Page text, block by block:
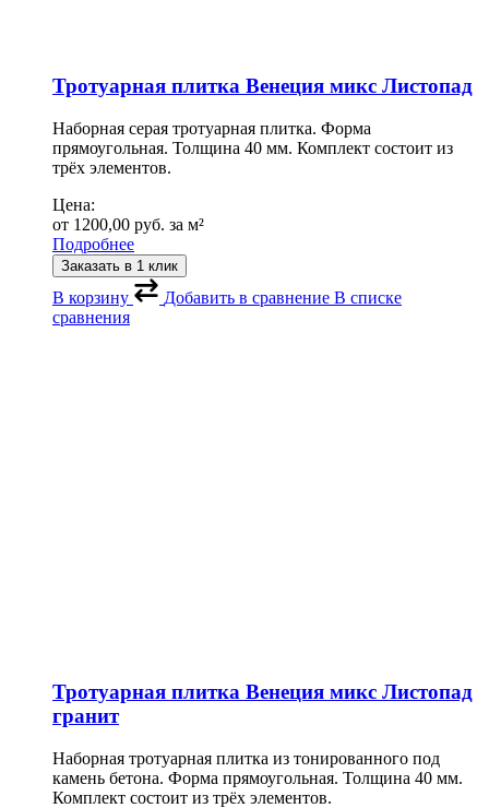
Тротуарная плитка Венеция микс Листопад
Наборная серая тротуарная плитка. Форма
прямоугольная. Толщина 40 мм. Комплект состоит из
трёх элементов.
Цена:
от 1200,00 руб. за м²
Подробнее
Заказать в 1 клик
В корзину Добавить в сравнение В списке
сравнения
Тротуарная плитка Венеция микс Листопад
гранит
Наборная тротуарная плитка из тонированного под
камень бетона. Форма прямоугольная. Толщина 40 мм.
Комплект состоит из трёх элементов.